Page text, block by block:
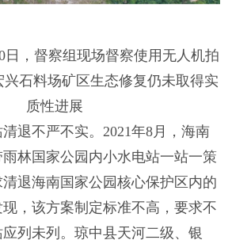
日，督察组现场督察使用无人机拍
石料场矿区生态修复仍未取得实
质性进展
不严不实。2021年8月，海南
林国家公园内小水电站一站一策
退海南国家公园核心保护区内的
，该方案制定标准不高，要求不
列未列。琼中县天河二级、银